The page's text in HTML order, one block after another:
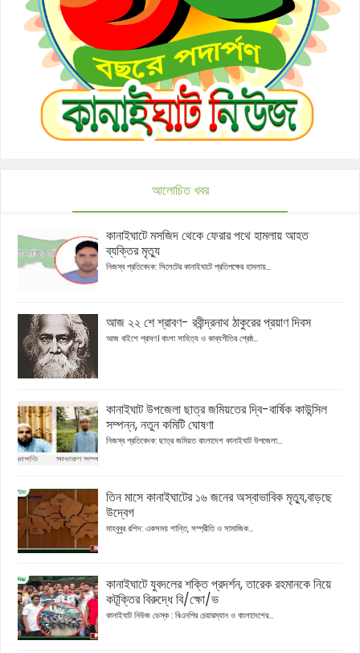
আলোচিত খবর
কানাইঘাটে মসজিদ থেকে ফেরার পথে হামলায় আহত
ব্যক্তির মৃত্যু
নিজস্ব প্রতিবেদক: সিলেটের কানাইঘাটে প্রতিপক্ষের হামলায়...
আজ ২২ শে শ্রাবণ- রবীন্দ্রনাথ ঠাকুরের প্রয়াণ দিবস
আজ বাইশে শ্রাবণ। বাংলা সাহিত্য ও কাব্যগীতির শ্রেষ্ঠ...
কানাইঘাট উপজেলা ছাত্র জমিয়তের দ্বি-বার্ষিক কাউন্সিল
সম্পন্ন, নতুন কমিটি ঘোষণা
নিজস্ব প্রতিবেদক: ছাত্র জমিয়ত বাংলাদেশ কানাইঘাট উপজেলা...
তিন মাসে কানাইঘাটের ১৬ জনের অস্বাভাবিক মৃত্যু,বাড়ছে
উদ্বেগ
মাহবুবুর রশিদ: একসময় শান্তি, সম্প্রীতি ও সামাজিক...
কানাইঘাটে যুবদলের শক্তি প্রদর্শন, তারেক রহমানকে নিয়ে
কটূক্তির বিরুদ্ধে বি/ক্ষো/ভ
কানাইঘাট নিউজ ডেস্ক : বিএনপির চেয়ারম্যান ও বাংলাদেশের...